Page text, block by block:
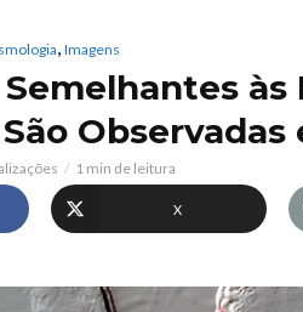
, Imagens
Observadas
1 min de leitura
X